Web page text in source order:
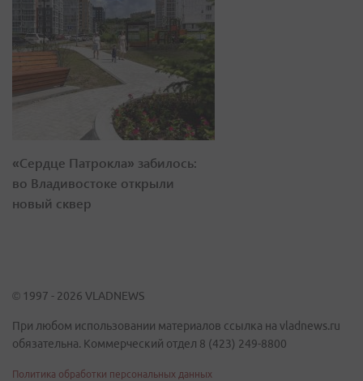
«Сердце Патрокла» забилось:
во Владивостоке открыли
новый сквер
© 1997 - 2026 VLADNEWS
При любом использовании материалов ссылка на vladnews.ru
обязательна. Коммерческий отдел 8 (423) 249-8800
Политика обработки персональных данных